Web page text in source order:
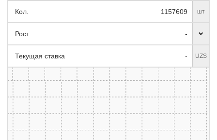
Кол. 1157609 шт
Рост -
Текущая ставка - UZS